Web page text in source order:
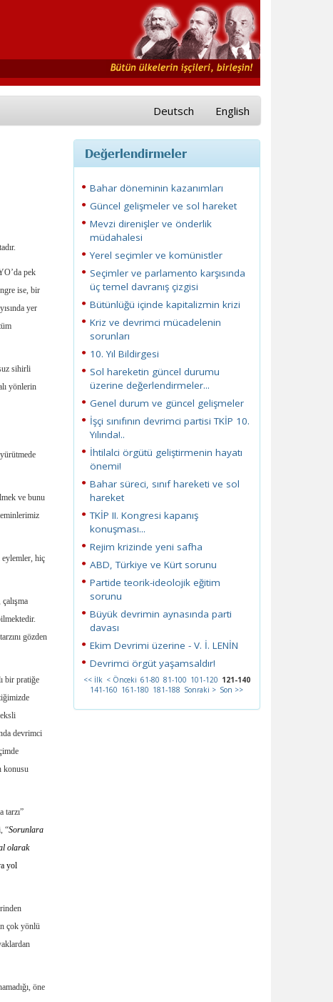
Deutsch English
pek
ise, bir
yer
sihirli
yönlerin
yürütmede
ve bunu
eylemler, hiç
gözden
bir pratiğe
devrimci
konusu
tarzı”
“Sorunlara
olarak
yol
çok yönlü
öne
Değerlendirmeler
Bahar döneminin kazanımları
Güncel gelişmeler ve sol hareket
Mevzi direnişler ve önderlik
müdahalesi
Yerel seçimler ve komünistler
Seçimler ve parlamento karşısında
üç temel davranış çizgisi
Bütünlüğü içinde kapitalizmin krizi
Kriz ve devrimci mücadelenin
sorunları
10. Yıl Bildirgesi
Sol hareketin güncel durumu
üzerine değerlendirmeler...
Genel durum ve güncel gelişmeler
İşçi sınıfının devrimci partisi TKİP 10.
Yılında!..
İhtilalci örgütü geliştirmenin hayatı
önemi!
Bahar süreci, sınıf hareketi ve sol
hareket
TKİP II. Kongresi kapanış
konuşması...
Rejim krizinde yeni safha
ABD, Türkiye ve Kürt sorunu
Partide teorik-ideolojik eğitim
sorunu
Büyük devrimin aynasında parti
davası
Ekim Devrimi üzerine - V. İ. LENİN
Devrimci örgüt yaşamsaldır!
<< İlk < Önceki 61-80 81-100 101-120 121-140
141-160 161-180 181-188 Sonraki > Son >>